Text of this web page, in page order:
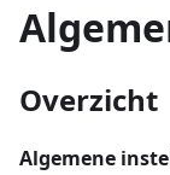
Overzicht
Algemene